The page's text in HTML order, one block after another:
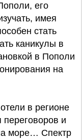
его
имея
стать
каникулы в
в Пополи
на
в регионе
и
море… Спектр